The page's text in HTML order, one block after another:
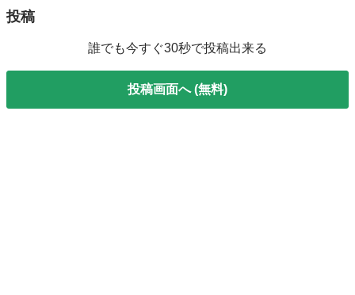
投稿
誰でも今すぐ30秒で投稿出来る
投稿画面へ (無料)